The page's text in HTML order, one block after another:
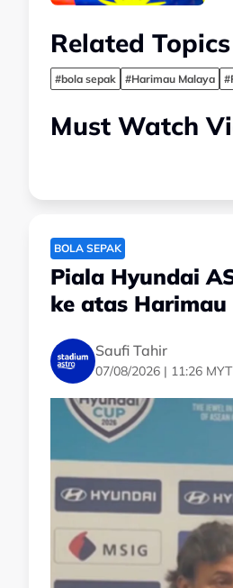
Related Topics
#bola sepak #Harimau Malaya
Must Watch
BOLA SEPAK
Piala Hyundai
ke atas Harimau
Saufi Tahir
07/08/2026 | 11:26 MYT